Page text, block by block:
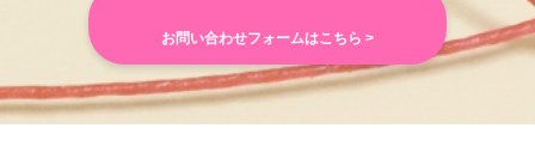
お問い合わせフォームはこちら >